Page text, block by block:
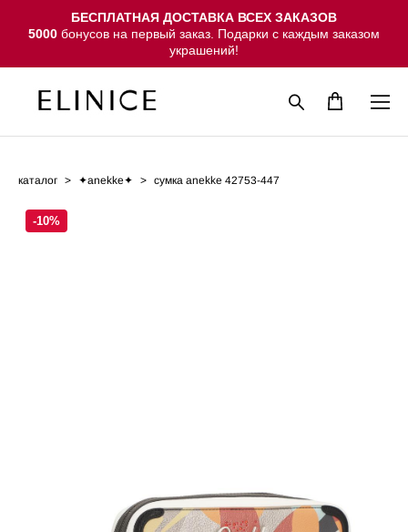
БЕСПЛАТНАЯ ДОСТАВКА ВСЕХ ЗАКАЗОВ
5000 бонусов на первый заказ. Подарки с каждым заказом
украшений!
каталог > ✦anekke✦ > сумка anekke 42753-447
-10%